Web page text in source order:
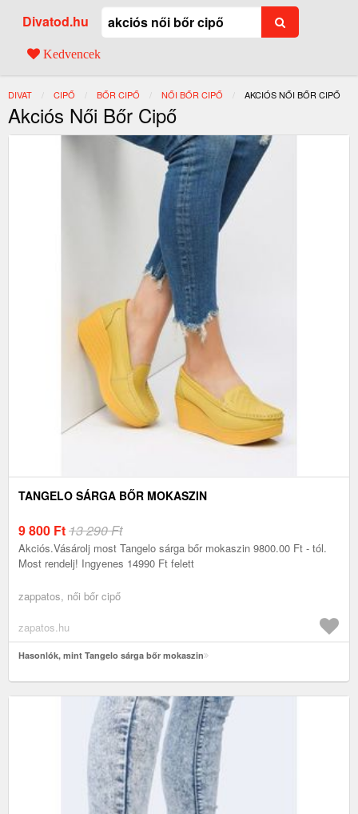
Divatod.hu
Kedvencek
DIVAT CIPŐ BŐR CIPŐ NŐI BŐR CIPŐ JELENLEGI:
AKCIÓS NŐI BŐR CIPŐ
Akciós Női Bőr Cipő
TANGELO SÁRGA BŐR MOKASZIN
9 800 Ft13 290 Ft
Akciós.Vásárolj most Tangelo sárga bőr mokaszin 9800.00 Ft - tól.
Most rendelj! Ingyenes 14990 Ft felett
zappatos, női bőr cipő
zapatos.hu
Hasonlók, mint Tangelo sárga bőr mokaszin